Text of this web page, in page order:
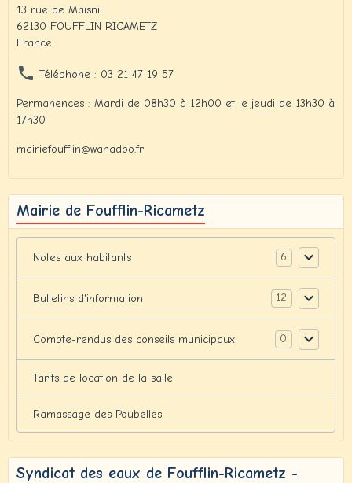
13 rue de Maisnil
62130 FOUFFLIN RICAMETZ
France
Téléphone : 03 21 47 19 57
Permanences : Mardi de 08h30 à 12h00 et le jeudi de 13h30 à
17h30
mairiefoufflin@wanadoo.fr
Mairie de Foufflin-Ricametz
Notes aux habitants 6
Bulletins d'information 12
Compte-rendus des conseils municipaux 0
Tarifs de location de la salle
Ramassage des Poubelles
Syndicat des eaux de Foufflin-Ricametz -